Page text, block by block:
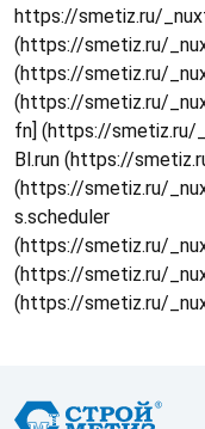
https://smetiz.ru/
(https://smetiz.ru/
(https://smetiz.ru/
(https://smetiz.ru/
fn] (https://smetiz.ru/
Bl.run (https://
(https://smetiz.ru/
s.scheduler
(https://smetiz.ru/
(https://smetiz.ru/
(https://smetiz.ru/